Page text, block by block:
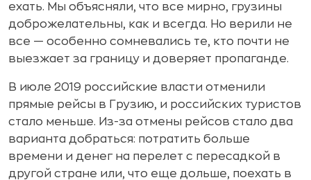
ехать. Мы объясняли, что все мирно, грузины
доброжелательны, как и всегда. Но верили не
все — особенно сомневались те, кто почти не
выезжает за границу и доверяет пропаганде.
В июле 2019 российские власти отменили
прямые рейсы в Грузию, и российских туристов
стало меньше. Из-за отмены рейсов стало два
варианта добраться: потратить больше
времени и денег на перелет с пересадкой в
другой стране или, что еще дольше, поехать в